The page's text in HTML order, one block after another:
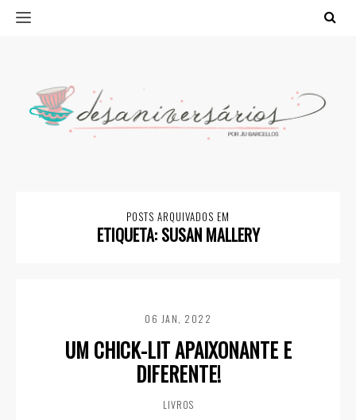
POSTS ARQUIVADOS EM
ETIQUETA: SUSAN MALLERY
06 JAN, 2022
UM CHICK-LIT APAIXONANTE E
DIFERENTE!
LIVROS